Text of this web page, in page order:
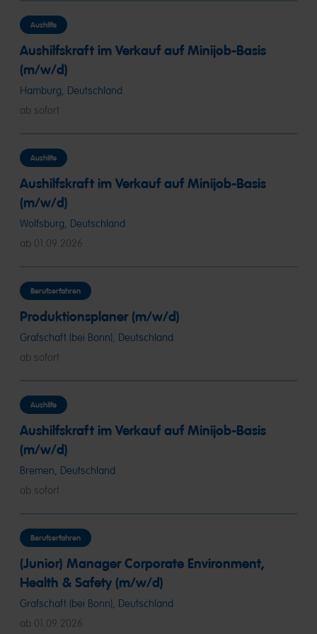
Aushilfe
Aushilfskraft im Verkauf auf Minijob-Basis
(m/w/d)
Hamburg, Deutschland
ab sofort
Aushilfe
Aushilfskraft im Verkauf auf Minijob-Basis
(m/w/d)
Wolfsburg, Deutschland
ab 01.09.2026
Berufserfahren
Produktionsplaner (m/w/d)
Grafschaft (bei Bonn), Deutschland
ab sofort
Aushilfe
Aushilfskraft im Verkauf auf Minijob-Basis
(m/w/d)
Bremen, Deutschland
ab sofort
Berufserfahren
(Junior) Manager Corporate Environment,
Health & Safety (m/w/d)
Grafschaft (bei Bonn), Deutschland
ab 01.09.2026